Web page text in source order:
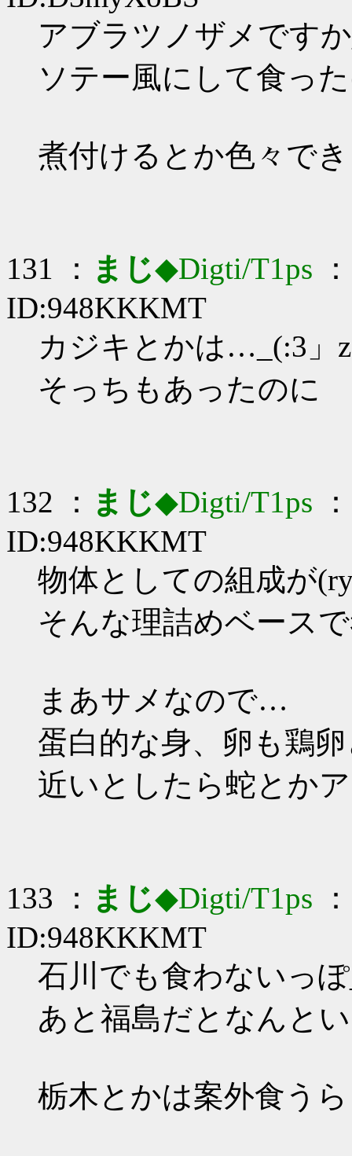
アブラツノザメです
ソテー風にして食っ
煮付けるとか色々で
131 ： まじ◆Digti/T1ps
ID:948KKKMT
カジキとかは…_(:3」
そっちもあったのに
132 ： まじ◆Digti/T1ps
ID:948KKKMT
物体としての組成が
そんな理詰めベース
まあサメなので…
蛋白的な身、卵も鶏
近いとしたら蛇とか
133 ： まじ◆Digti/T1ps
ID:948KKKMT
石川でも食わないっ
あと福島だとなんと
栃木とかは案外食う